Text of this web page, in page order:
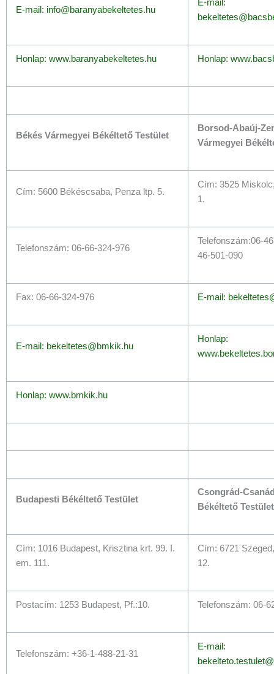
E-mail: info@baranyabekeltetes.hu
E-mail:
Honlap: www.baranyabekeltetes.hu Honlap:
Békés Vármegyei Békéltető Testület
Borsod-Abaúj-
Vármegyei
Cím: 5600 Békéscsaba, Penza ltp. 5.
Cím: 3525
1.
Telefonszám: 06-66-324-976
Telefonszám:06-
46-501-090
Fax: 06-66-324-976 E-mail:
E-mail: bekeltetes@bmkik.hu
Honlap:
Honlap: www.bmkik.hu
Budapesti Békéltető Testület
Csongrád-
Békéltető Testület
Cím: 1016 Budapest, Krisztina krt. 99. I.
em. 111.
Cím: 6721
12.
Postacím: 1253 Budapest, Pf.:10. Telefonszám: 06-
Telefonszám: +36-1-488-21-31
E-mail: